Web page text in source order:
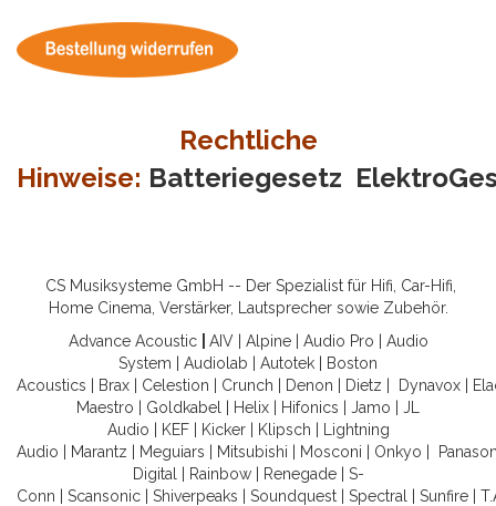
Rechtliche
Hinweise: Batteriegesetz
CS Musiksysteme GmbH -- Der Spezialist für Hifi, Car-Hifi,
Home Cinema, Verstärker, Lautsprecher sowie Zubehör.
Advance Acoustic
AIV| Alpine| Audio Pro
Audio
System
Audiolab Autotek
Boston
Acoustics
Brax Celestion Crunch Denon Dietz Dynavox
Maestro
Goldkabel Helix Hifonics Jamo
JL
Audio
KEF| Kicker| Klipsch
Lightning
Audio
Marantz Meguiars Mitsubishi Mosconi Onkyo
Digital
Rainbow| Renegade| S-
Conn
Scansonic Shiverpeaks Soundquest Spectral Sunfire